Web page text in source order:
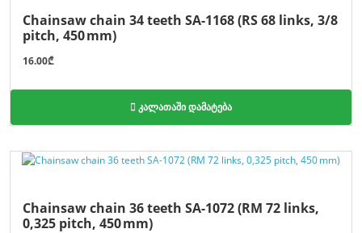
Chainsaw chain 34 teeth SA-1168 (RS 68 links, 3/8
pitch, 450 mm)
16.00₾
კალათაში დამატება
Chainsaw chain 36 teeth SA-1072 (RM 72 links,
0,325 pitch, 450 mm)